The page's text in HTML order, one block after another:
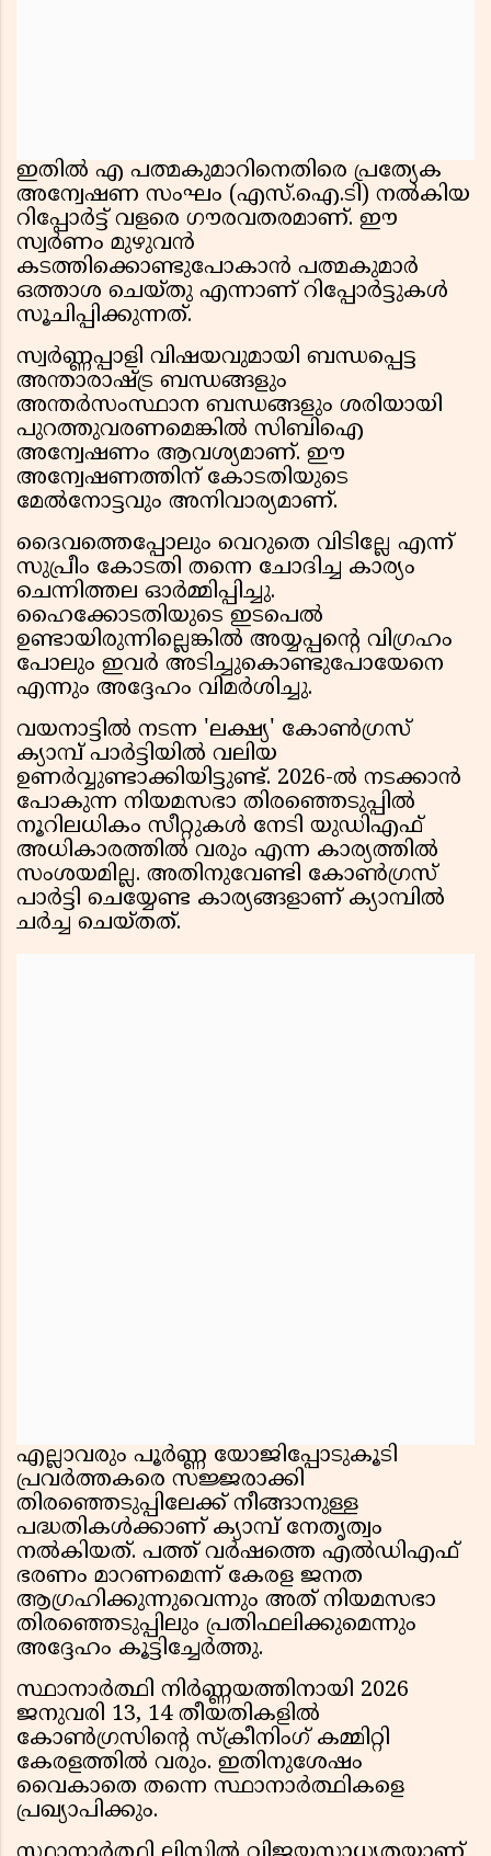
ഇതിൽ എ പത്മകുമാറിനെതിരെ പ്രത്യേക
അന്വേഷണ സംഘം (എസ്.ഐ.ടി) നൽകിയ
റിപ്പോർട്ട് വളരെ ഗൗരവതരമാണ്. ഈ
സ്വർണം മുഴുവൻ
കടത്തിക്കൊണ്ടുപോകാൻ പത്മകുമാർ
ഒത്താശ ചെയ്തു എന്നാണ് റിപ്പോർട്ടുകൾ
സൂചിപ്പിക്കുന്നത്.
സ്വർണ്ണപ്പാളി വിഷയവുമായി ബന്ധപ്പെട്ട
അന്താരാഷ്ട്ര ബന്ധങ്ങളും
അന്തർസംസ്ഥാന ബന്ധങ്ങളും ശരിയായി
പുറത്തുവരണമെങ്കിൽ സിബിഐ
അന്വേഷണം ആവശ്യമാണ്. ഈ
അന്വേഷണത്തിന് കോടതിയുടെ
മേൽനോട്ടവും അനിവാര്യമാണ്.
ദൈവത്തെപ്പോലും വെറുതെ വിടില്ലേ എന്ന്
സുപ്രീം കോടതി തന്നെ ചോദിച്ച കാര്യം
ചെന്നിത്തല ഓർമ്മിപ്പിച്ചു.
ഹൈക്കോടതിയുടെ ഇടപെൽ
ഉണ്ടായിരുന്നില്ലെങ്കിൽ അയ്യപ്പന്റെ വിഗ്രഹം
പോലും ഇവർ അടിച്ചുകൊണ്ടുപോയേനെ
എന്നും അദ്ദേഹം വിമർശിച്ചു.
വയനാട്ടിൽ നടന്ന 'ലക്ഷ്യ' കോൺഗ്രസ്
ക്യാമ്പ് പാർട്ടിയിൽ വലിയ
ഉണർവ്വുണ്ടാക്കിയിട്ടുണ്ട്. 2026-ൽ നടക്കാൻ
പോകുന്ന നിയമസഭാ തിരഞ്ഞെടുപ്പിൽ
നൂറിലധികം സീറ്റുകൾ നേടി യുഡിഎഫ്
അധികാരത്തിൽ വരും എന്ന കാര്യത്തിൽ
സംശയമില്ല. അതിനുവേണ്ടി കോൺഗ്രസ്
പാർട്ടി ചെയ്യേണ്ട കാര്യങ്ങളാണ് ക്യാമ്പിൽ
ചർച്ച ചെയ്തത്.
എല്ലാവരും പൂർണ്ണ യോജിപ്പോടുകൂടി
പ്രവർത്തകരെ സജ്ജരാക്കി
തിരഞ്ഞെടുപ്പിലേക്ക് നീങ്ങാനുള്ള
പദ്ധതികൾക്കാണ് ക്യാമ്പ് നേതൃത്വം
നൽകിയത്. പത്ത് വർഷത്തെ എൽഡിഎഫ്
ഭരണം മാറണമെന്ന് കേരള ജനത
ആഗ്രഹിക്കുന്നുവെന്നും അത് നിയമസഭാ
തിരഞ്ഞെടുപ്പിലും പ്രതിഫലിക്കുമെന്നും
അദ്ദേഹം കൂട്ടിച്ചേർത്തു.
സ്ഥാനാർത്ഥി നിർണ്ണയത്തിനായി 2026
ജനുവരി 13, 14 തീയതികളിൽ
കോൺഗ്രസിന്റെ സ്ക്രീനിംഗ് കമ്മിറ്റി
കേരളത്തിൽ വരും. ഇതിനുശേഷം
വൈകാതെ തന്നെ സ്ഥാനാർത്ഥികളെ
പ്രഖ്യാപിക്കും.